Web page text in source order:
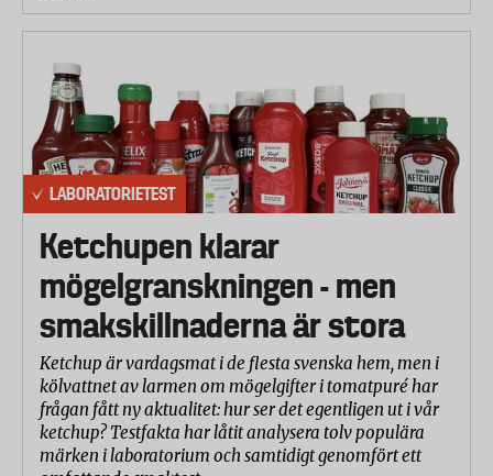
LABORATORIETEST
Ketchupen klarar
mögelgranskningen - men
smakskillnaderna är stora
Ketchup är vardagsmat i de flesta svenska hem, men i
kölvattnet av larmen om mögelgifter i tomatpuré har
frågan fått ny aktualitet: hur ser det egentligen ut i vår
ketchup? Testfakta har låtit analysera tolv populära
märken i laboratorium och samtidigt genomfört ett